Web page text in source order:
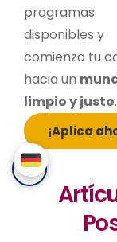
programas
disponibles y
comienza tu
hacia un
limpio y justo.
¡Aplica